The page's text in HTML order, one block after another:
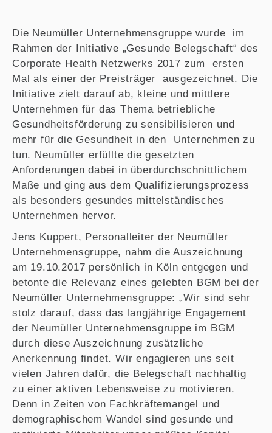
Die Neumüller Unternehmensgruppe wurde im
Rahmen der Initiative „Gesunde Belegschaft“ des
Corporate Health Netzwerks 2017 zum ersten
Mal als einer der Preisträger ausgezeichnet. Die
Initiative zielt darauf ab, kleine und mittlere
Unternehmen für das Thema betriebliche
Gesundheitsförderung zu sensibilisieren und
mehr für die Gesundheit in den Unternehmen zu
tun. Neumüller erfüllte die gesetzten
Anforderungen dabei in überdurchschnittlichem
Maße und ging aus dem Qualifizierungsprozess
als besonders gesundes mittelständisches
Unternehmen hervor.
Jens Kuppert, Personalleiter der Neumüller
Unternehmensgruppe, nahm die Auszeichnung
am 19.10.2017 persönlich in Köln entgegen und
betonte die Relevanz eines gelebten BGM bei der
Neumüller Unternehmensgruppe: „Wir sind sehr
stolz darauf, dass das langjährige Engagement
der Neumüller Unternehmensgruppe im BGM
durch diese Auszeichnung zusätzliche
Anerkennung findet. Wir engagieren uns seit
vielen Jahren dafür, die Belegschaft nachhaltig
zu einer aktiven Lebensweise zu motivieren.
Denn in Zeiten von Fachkräftemangel und
demographischem Wandel sind gesunde und